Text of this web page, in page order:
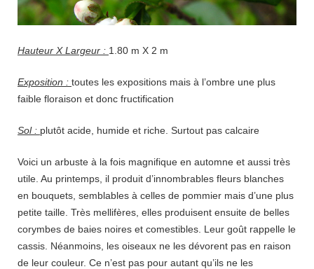
Hauteur X Largeur : 1.80 m X 2 m
Exposition : toutes les expositions mais à l’ombre une plus
faible floraison et donc fructification
Sol : plutôt acide, humide et riche. Surtout pas calcaire
Voici un arbuste à la fois magnifique en automne et aussi très
utile. Au printemps, il produit d’innombrables fleurs blanches
en bouquets, semblables à celles de pommier mais d’une plus
petite taille. Très mellifères, elles produisent ensuite de belles
corymbes de baies noires et comestibles. Leur goût rappelle le
cassis. Néanmoins, les oiseaux ne les dévorent pas en raison
de leur couleur. Ce n’est pas pour autant qu’ils ne les